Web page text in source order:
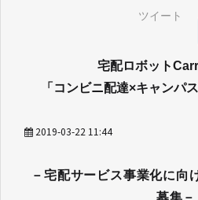
ツイート
宅配ロボット
「コンビニ配達×キャンパ
2019-03-22 11:44
－宅配サービス事業化に向
募集－​​​​​​​